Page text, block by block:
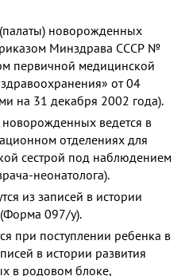
новорожденных
Минздрава СССР №
первичной медицинской
от 04
на 31 декабря 2002 года).
ведется в
отделениях для
сестрой под наблюдением
неонатолога).
из записей в истории
097/у).
при поступлении ребенка в
в истории развития
в родовом блоке,